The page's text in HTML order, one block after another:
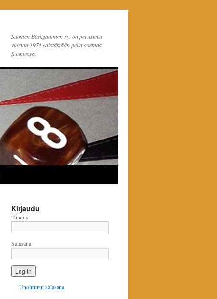
Suomen Backgammon ry. on perustettu
vuonna 1974 edistämään pelin asemaa
Suomessa.
Kirjaudu
Tunnus
Salasana
Unohtunut salasana